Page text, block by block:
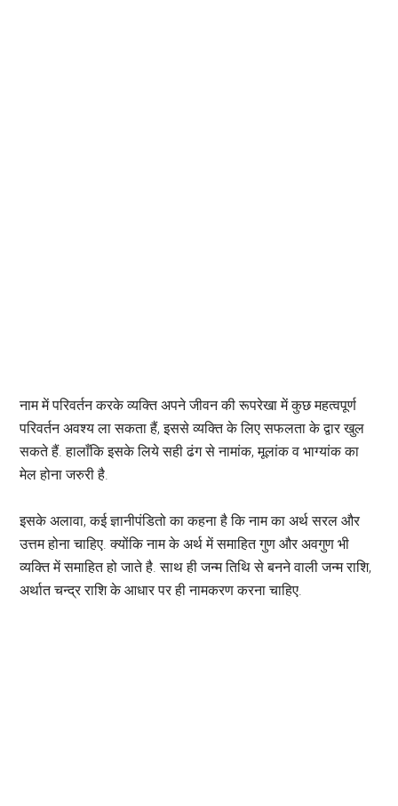
नाम में परिवर्तन करके व्यक्ति अपने जीवन की रूपरेखा में कुछ महत्वपूर्ण
परिवर्तन अवश्य ला सकता हैं, इससे व्यक्ति के लिए सफलता के द्वार खुल
सकते हैं. हालाँकि इसके लिये सही ढंग से नामांक, मूलांक व भाग्यांक का
मेल होना जरुरी है.
इसके अलावा, कई ज्ञानीपंडितो का कहना है कि नाम का अर्थ सरल और
उत्तम होना चाहिए. क्योंकि नाम के अर्थ में समाहित गुण और अवगुण भी
व्यक्ति में समाहित हो जाते है. साथ ही जन्म तिथि से बनने वाली जन्म राशि,
अर्थात चन्द्र राशि के आधार पर ही नामकरण करना चाहिए.